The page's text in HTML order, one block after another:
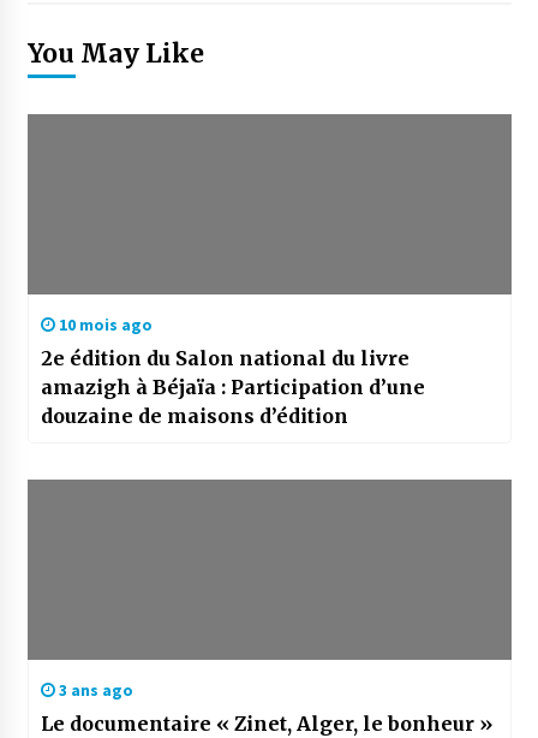
You May Like
10 mois ago
2e édition du Salon national du livre
amazigh à Béjaïa : Participation d’une
douzaine de maisons d’édition
3 ans ago
Le documentaire « Zinet, Alger, le bonheur »